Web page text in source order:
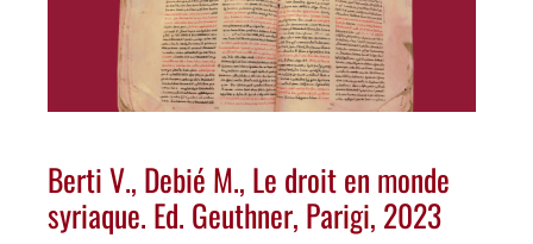
Berti V., Debié M., Le droit en monde
syriaque. Ed. Geuthner, Parigi, 2023